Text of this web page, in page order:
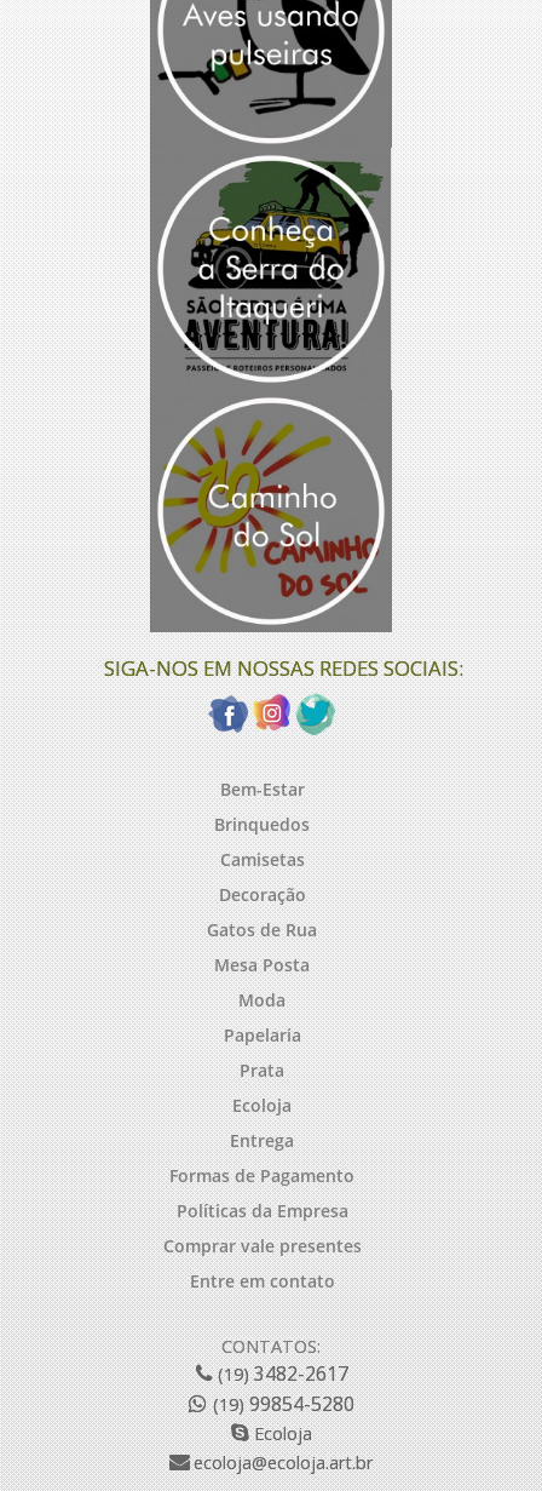
SIGA-NOS EM NOSSAS REDES SOCIAIS:
Bem-Estar
Brinquedos
Camisetas
Decoração
Gatos de Rua
Mesa Posta
Moda
Papelaria
Prata
Ecoloja
Entrega
Formas de Pagamento
Políticas da Empresa
Comprar vale presentes
Entre em contato
CONTATOS:
(19)3482-2617
(19)99854-5280
Ecoloja
ecoloja@ecoloja.art.br